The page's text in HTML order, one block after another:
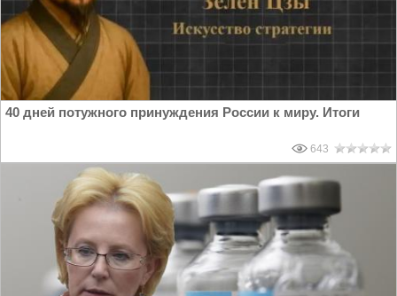
40 дней потужного принуждения России к миру. Итоги
643